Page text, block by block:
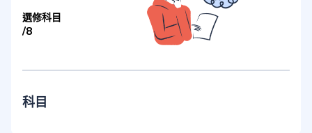
選修科目
/8
科目